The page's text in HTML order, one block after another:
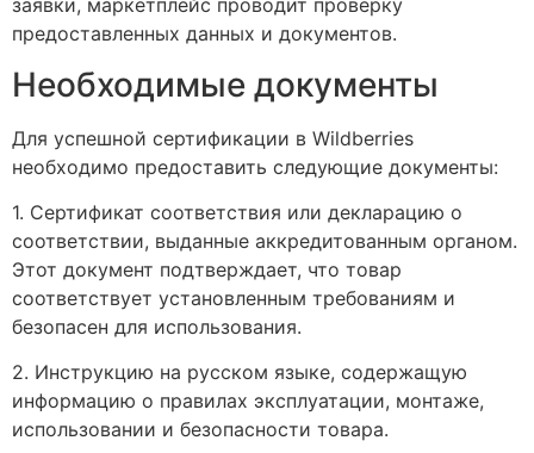
заявки, маркетплейс проводит проверку
предоставленных данных и документов.
Необходимые документы
Для успешной сертификации в Wildberries
необходимо предоставить следующие документы:
1. Сертификат соответствия или декларацию о
соответствии, выданные аккредитованным органом.
Этот документ подтверждает, что товар
соответствует установленным требованиям и
безопасен для использования.
2. Инструкцию на русском языке, содержащую
информацию о правилах эксплуатации, монтаже,
использовании и безопасности товара.